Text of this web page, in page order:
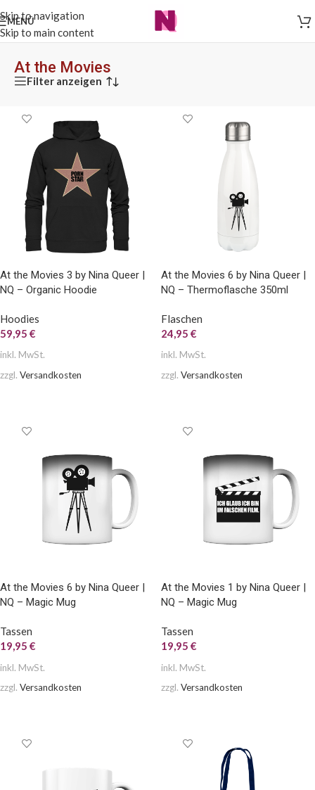
Skip to navigation
Skip to main content
MENÜ
At the Movies
Filter anzeigen
At the Movies 3 by Nina Queer |
NQ – Organic Hoodie
Hoodies
59,95 €
inkl. MwSt.
zzgl. Versandkosten
At the Movies 6 by Nina Queer |
NQ – Thermoflasche 350ml
Flaschen
24,95 €
inkl. MwSt.
zzgl. Versandkosten
At the Movies 6 by Nina Queer |
NQ – Magic Mug
Tassen
19,95 €
inkl. MwSt.
zzgl. Versandkosten
At the Movies 1 by Nina Queer |
NQ – Magic Mug
Tassen
19,95 €
inkl. MwSt.
zzgl. Versandkosten